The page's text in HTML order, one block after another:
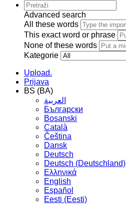
Advanced search
All these words
This exact word or phrase
None of these words
Kategorie
Upload.
Prijava
BS (BA)
العربية
Български
Bosanski
Сatalà
Čeština
Dansk
Deutsch
Deutsch (Deutschland)
Ελληνικά
English
Español
Eesti (Eesti)